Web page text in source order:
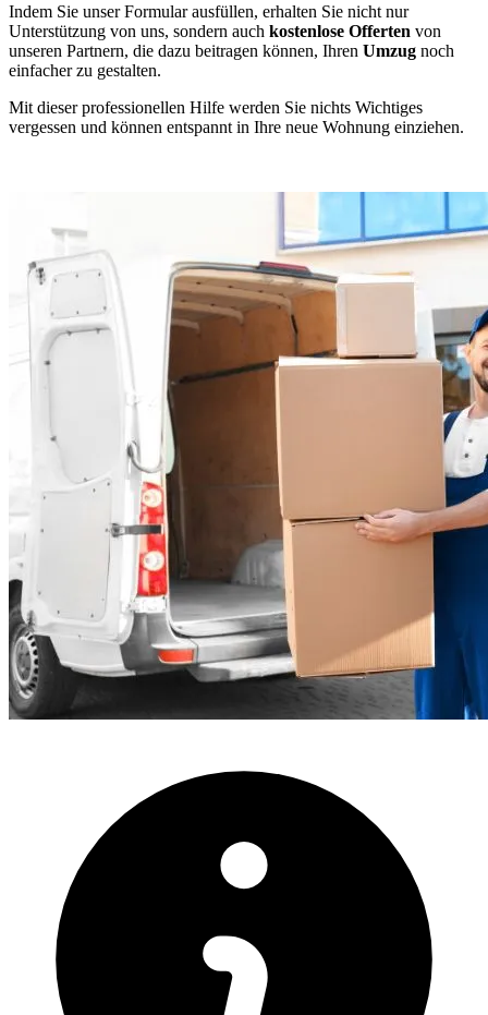
Indem Sie unser Formular ausfüllen, erhalten Sie nicht nur
Unterstützung von uns, sondern auch kostenlose Offerten von
unseren Partnern, die dazu beitragen können, Ihren Umzug noch
einfacher zu gestalten.
Mit dieser professionellen Hilfe werden Sie nichts Wichtiges
vergessen und können entspannt in Ihre neue Wohnung einziehen.